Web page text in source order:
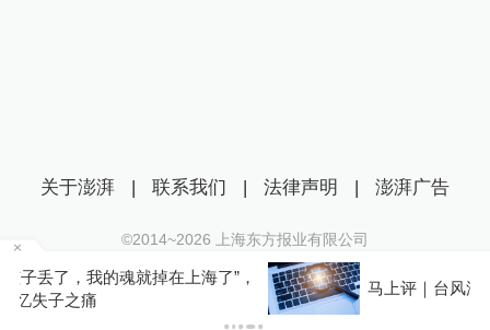
马上评｜台风汛情绝不是流量密码
关于澎湃 | 联系我们 | 法律声明 | 澎湃广告
©2014~2026 上海东方报业有限公司
沪ICP证：沪B2-20170116 | 沪ICP备14003370号
互联网新闻信息服务许可证：31120170006
沪公网安备 31010602000299号